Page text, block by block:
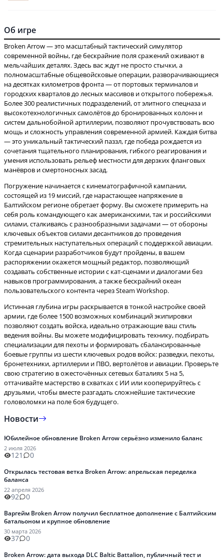
Об игре
Broken Arrow — это масштабный тактический симулятор
современной войны, где бескрайние поля сражений оживают в
мельчайших деталях. Здесь вас ждут не просто стычки, а
полномасштабные общевойсковые операции, разворачивающиеся
на десятках километров фронта — от портовых терминалов и
городских кварталов до лесных массивов и открытого побережья.
Более 300 реалистичных подразделений, от элитного спецназа и
высокотехнологичных самолётов до бронированных колонн и
систем дальнобойной артиллерии, позволяют прочувствовать всю
мощь и сложность управления современной армией. Каждая битва
— это уникальный тактический паззл, где победа рождается из
сочетания тщательного планирования, гибкого реагирования и
умения использовать рельеф местности для дерзких фланговых
Погружение начинается с кинематографичной кампании,
состоящей из 19 миссий, где нарастающее напряжение в
Балтийском регионе обретает форму. Вы сможете примерить на
себя роль командующего как американскими, так и российскими
силами, сталкиваясь с разнообразными задачами — от обороны
ключевых объектов силами десантников до проведения
стремительных наступательных операций с поддержкой авиации.
Когда сценарии разработчиков будут пройдены, в вашем
распоряжении окажется мощный редактор, позволяющий
создавать собственные истории с кат-сценами и диалогами без
навыков программирования, а также бескрайний океан
Истинная глубина игры раскрывается в тонкой настройке своей
армии, где более 1500 возможных комбинаций экипировки
позволяют создать войска, идеально отражающие ваш стиль
ведения войны. Вы можете модифицировать технику, подбирать
специализации для пехоты и формировать сбалансированные
боевые группы из шести ключевых родов войск: разведки, пехоты,
бронетехники, артиллерии и ПВО, вертолётов и авиации. Проверьте
свою стратегию в ожесточённых сетевых баталиях 5 на 5,
оттачивайте мастерство в схватках с ИИ или кооперируйтесь с
друзьями, чтобы вместе разгадать сложнейшие тактические
головоломки на поле боя будущего.
Новости
Юбилейное обновление Broken Arrow серьёзно изменило баланс
2 июля 2026
121 0
Открылась тестовая ветка Broken Arrow: апрельская переделка
баланса
22 апреля 2026
92 0
Варгейм Broken Arrow получил бесплатное дополнение с Балтийским
батальоном и крупное обновление
30 марта 2026
37 0
Broken Arrow: дата выхода DLC Baltic Battalion, публичный тест и